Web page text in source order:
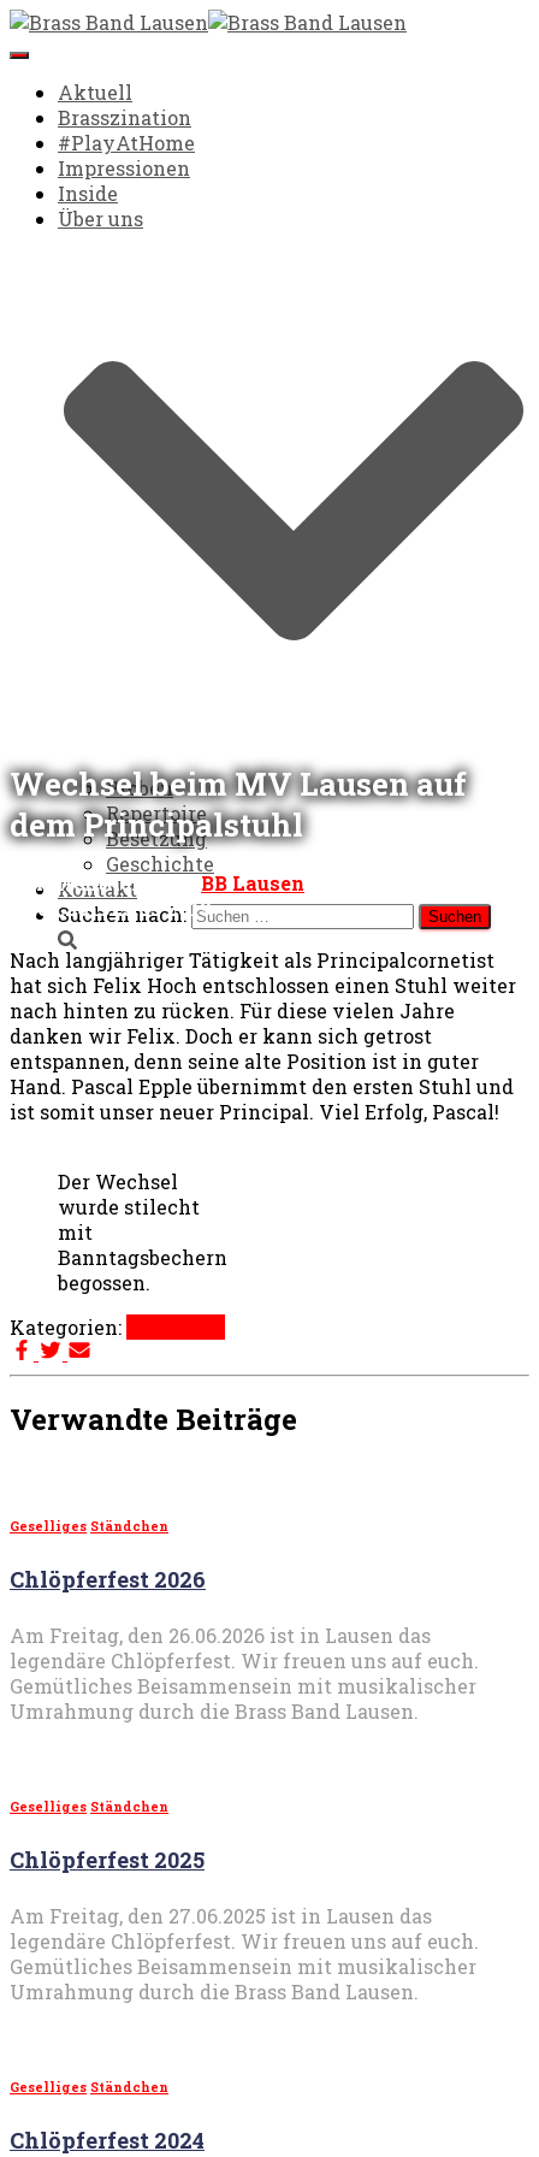
Navigation umschalten
Aktuell
Brasszination
#PlayAtHome
Impressionen
Inside
Über uns
Proben
Repertoire
Besetzung
Geschichte
Kontakt
Suchen nach:
Wechsel beim MV Lausen auf
dem Principalstuhl
Veröffentlicht von BB Lausen
25.03.201925.03.2019
Nach langjähriger Tätigkeit als Principalcornetist
hat sich Felix Hoch entschlossen einen Stuhl weiter
nach hinten zu rücken. Für diese vielen Jahre
danken wir Felix. Doch er kann sich getrost
entspannen, denn seine alte Position ist in guter
Hand. Pascal Epple übernimmt den ersten Stuhl und
ist somit unser neuer Principal. Viel Erfolg, Pascal!
Der Wechsel
wurde stilecht
mit
Banntagsbechern
begossen.
Kategorien:
Verwandte Beiträge
Geselliges Ständchen
Chlöpferfest 2026
Am Freitag, den 26.06.2026 ist in Lausen das
legendäre Chlöpferfest. Wir freuen uns auf euch.
Gemütliches Beisammensein mit musikalischer
Umrahmung durch die Brass Band Lausen.
Geselliges Ständchen
Chlöpferfest 2025
Am Freitag, den 27.06.2025 ist in Lausen das
legendäre Chlöpferfest. Wir freuen uns auf euch.
Gemütliches Beisammensein mit musikalischer
Umrahmung durch die Brass Band Lausen.
Geselliges Ständchen
Chlöpferfest 2024